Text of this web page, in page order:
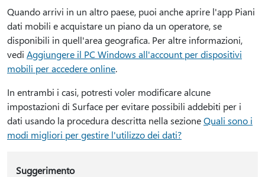
Quando arrivi in un altro paese, puoi anche aprire l'app Piani
dati mobili e acquistare un piano da un operatore, se
disponibili in quell'area geografica. Per altre informazioni,
vedi Aggiungere il PC Windows all'account per dispositivi
mobili per accedere online.
In entrambi i casi, potresti voler modificare alcune
impostazioni di Surface per evitare possibili addebiti per i
dati usando la procedura descritta nella sezioneQuali sono i
modi migliori per gestire l'utilizzo dei dati?
Suggerimento